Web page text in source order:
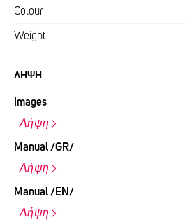
Colour
Weight
ΛΉΨΗ
Images
Λήψη
Manual /GR/
Λήψη
Manual /EN/
Λήψη